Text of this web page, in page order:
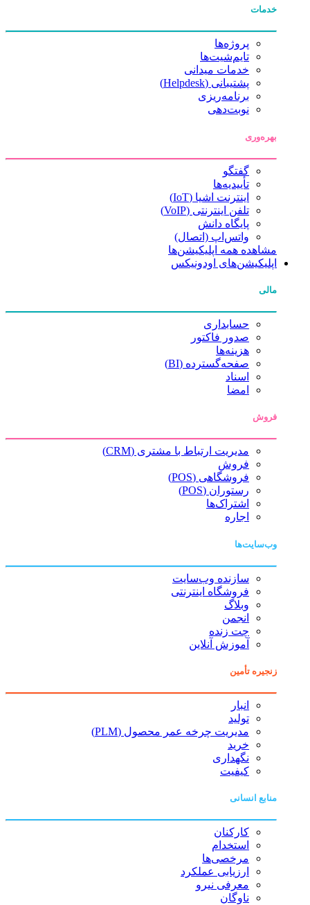
خدمات
پروژه‌ها
تایم‌شیت‌ها
خدمات میدانی
پشتیبانی (Helpdesk)
برنامه‌ریزی
نوبت‌دهی
بهره‌وری
گفتگو
تأییدیه‌ها
اینترنت اشیا (IoT)
تلفن اینترنتی (VoIP)
پایگاه دانش
واتس‌اپ (اتصال)
مشاهده همه اپلیکیشن‌ها
اپلیکیشن‌های اودونیکس
مالی
حسابداری
صدور فاکتور
هزینه‌ها
صفحه‌گسترده (BI)
اسناد
امضا
فروش
مدیریت ارتباط با مشتری (CRM)
فروش
فروشگاهی (POS)
رستوران (POS)
اشتراک‌ها
اجاره
وب‌سایت‌ها
سازنده وب‌سایت
فروشگاه اینترنتی
وبلاگ
انجمن
چت زنده
آموزش آنلاین
زنجیره تأمین
انبار
تولید
مدیریت چرخه عمر محصول (PLM)
خرید
نگهداری
کیفیت
منابع انسانی
کارکنان
استخدام
مرخصی‌ها
ارزیابی عملکرد
معرفی نیرو
ناوگان